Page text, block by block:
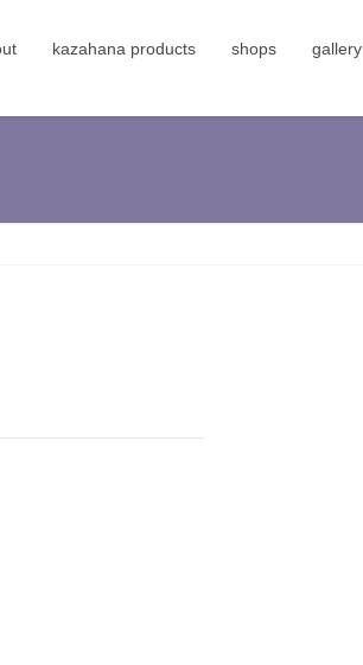
kazahana products shops gallery